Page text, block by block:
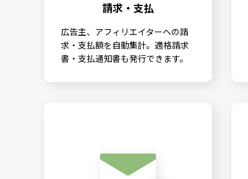
請求・支払
広告主、アフィリエイターへの請
求・支払額を自動集計。適格請求
書・支払通知書も発行できます。